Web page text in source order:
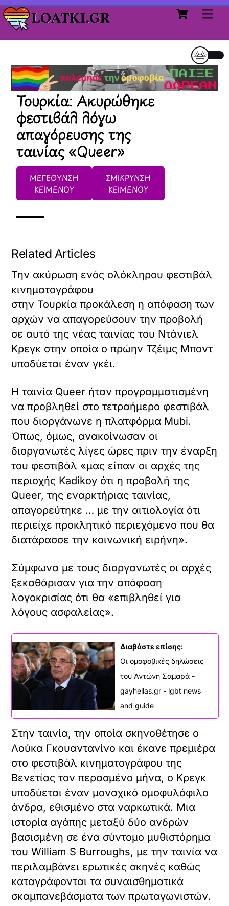
Skip
to
content
Cart
Τουρκία: Ακυρώθηκε
φεστιβάλ λόγω
απαγόρευσης της
ταινίας «Queer»
ΜΕΓΕΘΥΝΣΗ
ΚΕΙΜΕΝΟΥ
ΣΜΙΚΡΥΝΣΗ
ΚΕΙΜΕΝΟΥ
Related Articles
Την ακύρωση ενός ολόκληρου φεστιβάλ
κινηματογράφου
στην Τουρκία προκάλεση η απόφαση των
αρχών να απαγορεύσουν την προβολή
σε αυτό της νέας ταινίας του Ντάνιελ
Κρεγκ στην οποία ο πρώην Τζέιμς Μποντ
υποδύεται έναν γκέι.
Η ταινία Queer ήταν προγραμματισμένη
να προβληθεί στο τετραήμερο φεστιβάλ
που διοργάνωνε η πλατφόρμα Mubi.
Όπως, όμως, ανακοίνωσαν οι
διοργανωτές λίγες ώρες πριν την έναρξη
του φεστιβάλ «μας είπαν οι αρχές της
περιοχής Kadikoy ότι η προβολή της
Queer, της εναρκτήριας ταινίας,
απαγορεύτηκε … με την αιτιολογία ότι
περιείχε προκλητικό περιεχόμενο που θα
διατάρασσε την κοινωνική ειρήνη».
Σύμφωνα με τους διοργανωτές οι αρχές
ξεκαθάρισαν για την απόφαση
λογοκρισίας ότι θα «επιβληθεί για
λόγους ασφαλείας».
Διαβάστε επίσης:
Οι ομοφοβικές δηλώσεις
του Αντώνη Σαμαρά -
gayhellas.gr - lgbt news
and guide
Στην ταινία, την οποία σκηνοθέτησε ο
Λούκα Γκουαντανίνο και έκανε πρεμιέρα
στο φεστιβάλ κινηματογράφου της
Βενετίας τον περασμένο μήνα, ο Κρεγκ
υποδύεται έναν μοναχικό ομοφυλόφιλο
άνδρα, εθισμένο στα ναρκωτικά. Μια
ιστορία αγάπης μεταξύ δύο ανδρών
βασισμένη σε ένα σύντομο μυθιστόρημα
του William S Burroughs, με την ταινία να
περιλαμβάνει ερωτικές σκηνές καθώς
καταγράφονται τα συναισθηματικά
σκαμπανεβάσματα των πρωταγωνιστών.